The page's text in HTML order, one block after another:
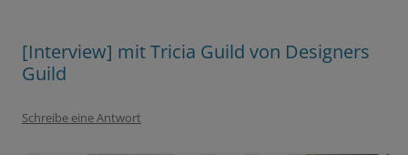
[Interview] mit Tricia Guild von Designers
Guild
Schreibe eine Antwort